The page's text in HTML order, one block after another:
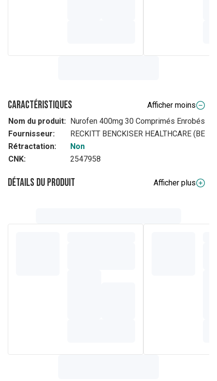
Caractéristiques
Afficher moins
Nom du produit: Nurofen 400mg 30 Comprimés Enrobés
Fournisseur:
RECKITT BENCKISER HEALTHCARE (BE
Rétractation:
Non
CNK:
2547958
Détails du produit
Afficher plus
Les autres composants sont: croscarmellose sodique,